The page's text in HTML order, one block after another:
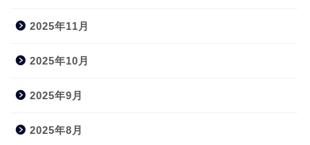
2025年11月
2025年10月
2025年9月
2025年8月